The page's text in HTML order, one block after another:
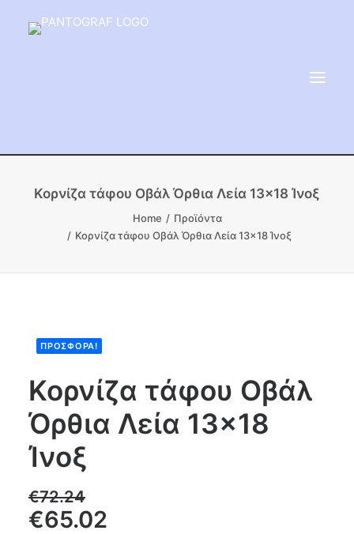
ΕΙΔΗ ΜΝΗΜΕΙΟΥ
ΑΔΑΜΑΝΤΟΦΟΡΟΙ ΔΙΣΚΟΙ
ΠΡΟΪΟΝΤΑ ΜΑΡΜΆΡΟΥ
Products
search
CART
Κορνίζα τάφου Οβάλ Όρθια Λεία 13×18 Ίνοξ
Home
Προϊόντα
Κορνίζα τάφου Οβάλ Όρθια Λεία 13×18 Ίνοξ
ΠΡΟΣΦΟΡΆ!
Κορνίζα τάφου Οβάλ
Όρθια Λεία 13×18
Ίνοξ
€72.24
€65.02